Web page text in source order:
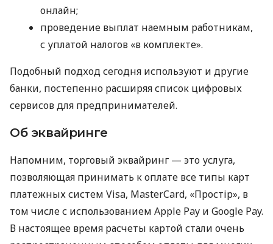
онлайн;
проведение выплат наемным работникам,
с уплатой налогов «в комплекте».
Подобный подход сегодня используют и другие
банки, постепенно расширяя список цифровых
сервисов для предпринимателей.
Об эквайринге
Напомним, торговый эквайринг — это услуга,
позволяющая принимать к оплате все типы карт
платежных систем Visa, MasterCard, «Простір», в
том числе с использованием Apple Pay и Google Pay.
В настоящее время расчеты картой стали очень